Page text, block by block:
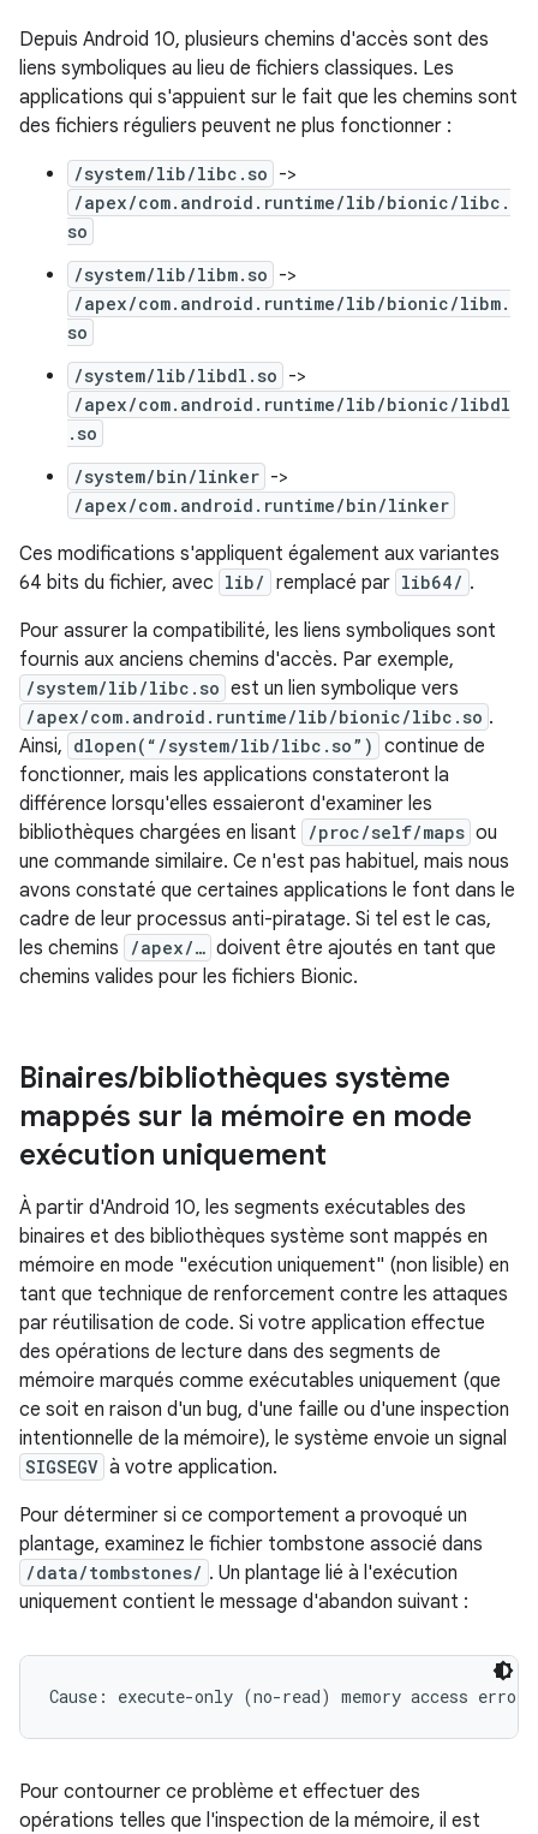
Depuis Android 10, plusieurs chemins d'accès sont des
liens symboliques au lieu de fichiers classiques. Les
applications qui s'appuient sur le fait que les chemins sont
des fichiers réguliers peuvent ne plus fonctionner :
/system/lib/libc.so ->
/apex/com.android.runtime/lib/bionic/libc.
so
/system/lib/libm.so ->
/apex/com.android.runtime/lib/bionic/libm.
so
/system/lib/libdl.so ->
/apex/com.android.runtime/lib/bionic/libdl
.so
/system/bin/linker ->
/apex/com.android.runtime/bin/linker
Ces modifications s'appliquent également aux variantes
64 bits du fichier, avec lib/ remplacé par lib64/ .
Pour assurer la compatibilité, les liens symboliques sont
fournis aux anciens chemins d'accès. Par exemple,
/system/lib/libc.so est un lien symbolique vers
/apex/com.android.runtime/lib/bionic/libc.so .
Ainsi, dlopen(“/system/lib/libc.so”) continue de
fonctionner, mais les applications constateront la
différence lorsqu'elles essaieront d'examiner les
bibliothèques chargées en lisant
/proc/self/maps ou
une commande similaire. Ce n'est pas habituel, mais nous
avons constaté que certaines applications le font dans le
cadre de leur processus anti-piratage. Si tel est le cas,
les chemins
/apex/… doivent être ajoutés en tant que
chemins valides pour les fichiers Bionic.
Binaires/bibliothèques système
mappés sur la mémoire en mode
exécution uniquement
À partir d'Android 10, les segments exécutables des
binaires et des bibliothèques système sont mappés en
mémoire en mode "exécution uniquement" (non lisible) en
tant que technique de renforcement contre les attaques
par réutilisation de code. Si votre application effectue
des opérations de lecture dans des segments de
mémoire marqués comme exécutables uniquement (que
ce soit en raison d'un bug, d'une faille ou d'une inspection
intentionnelle de la mémoire), le système envoie un signal
SIGSEGV à votre application.
Pour déterminer si ce comportement a provoqué un
plantage, examinez le fichier tombstone associé dans
/data/tombstones/ . Un plantage lié à l'exécution
uniquement contient le message d'abandon suivant :
Pour contourner ce problème et effectuer des
opérations telles que l'inspection de la mémoire, il est